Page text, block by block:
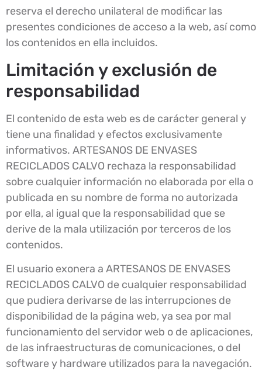
reserva el derecho unilateral de modificar las
presentes condiciones de acceso a la web, así como
los contenidos en ella incluidos.
Limitación y exclusión de
responsabilidad
El contenido de esta web es de carácter general y
tiene una finalidad y efectos exclusivamente
informativos. ARTESANOS DE ENVASES
RECICLADOS CALVO rechaza la responsabilidad
sobre cualquier información no elaborada por ella o
publicada en su nombre de forma no autorizada
por ella, al igual que la responsabilidad que se
derive de la mala utilización por terceros de los
contenidos.
El usuario exonera a ARTESANOS DE ENVASES
RECICLADOS CALVO de cualquier responsabilidad
que pudiera derivarse de las interrupciones de
disponibilidad de la página web, ya sea por mal
funcionamiento del servidor web o de aplicaciones,
de las infraestructuras de comunicaciones, o del
software y hardware utilizados para la navegación.